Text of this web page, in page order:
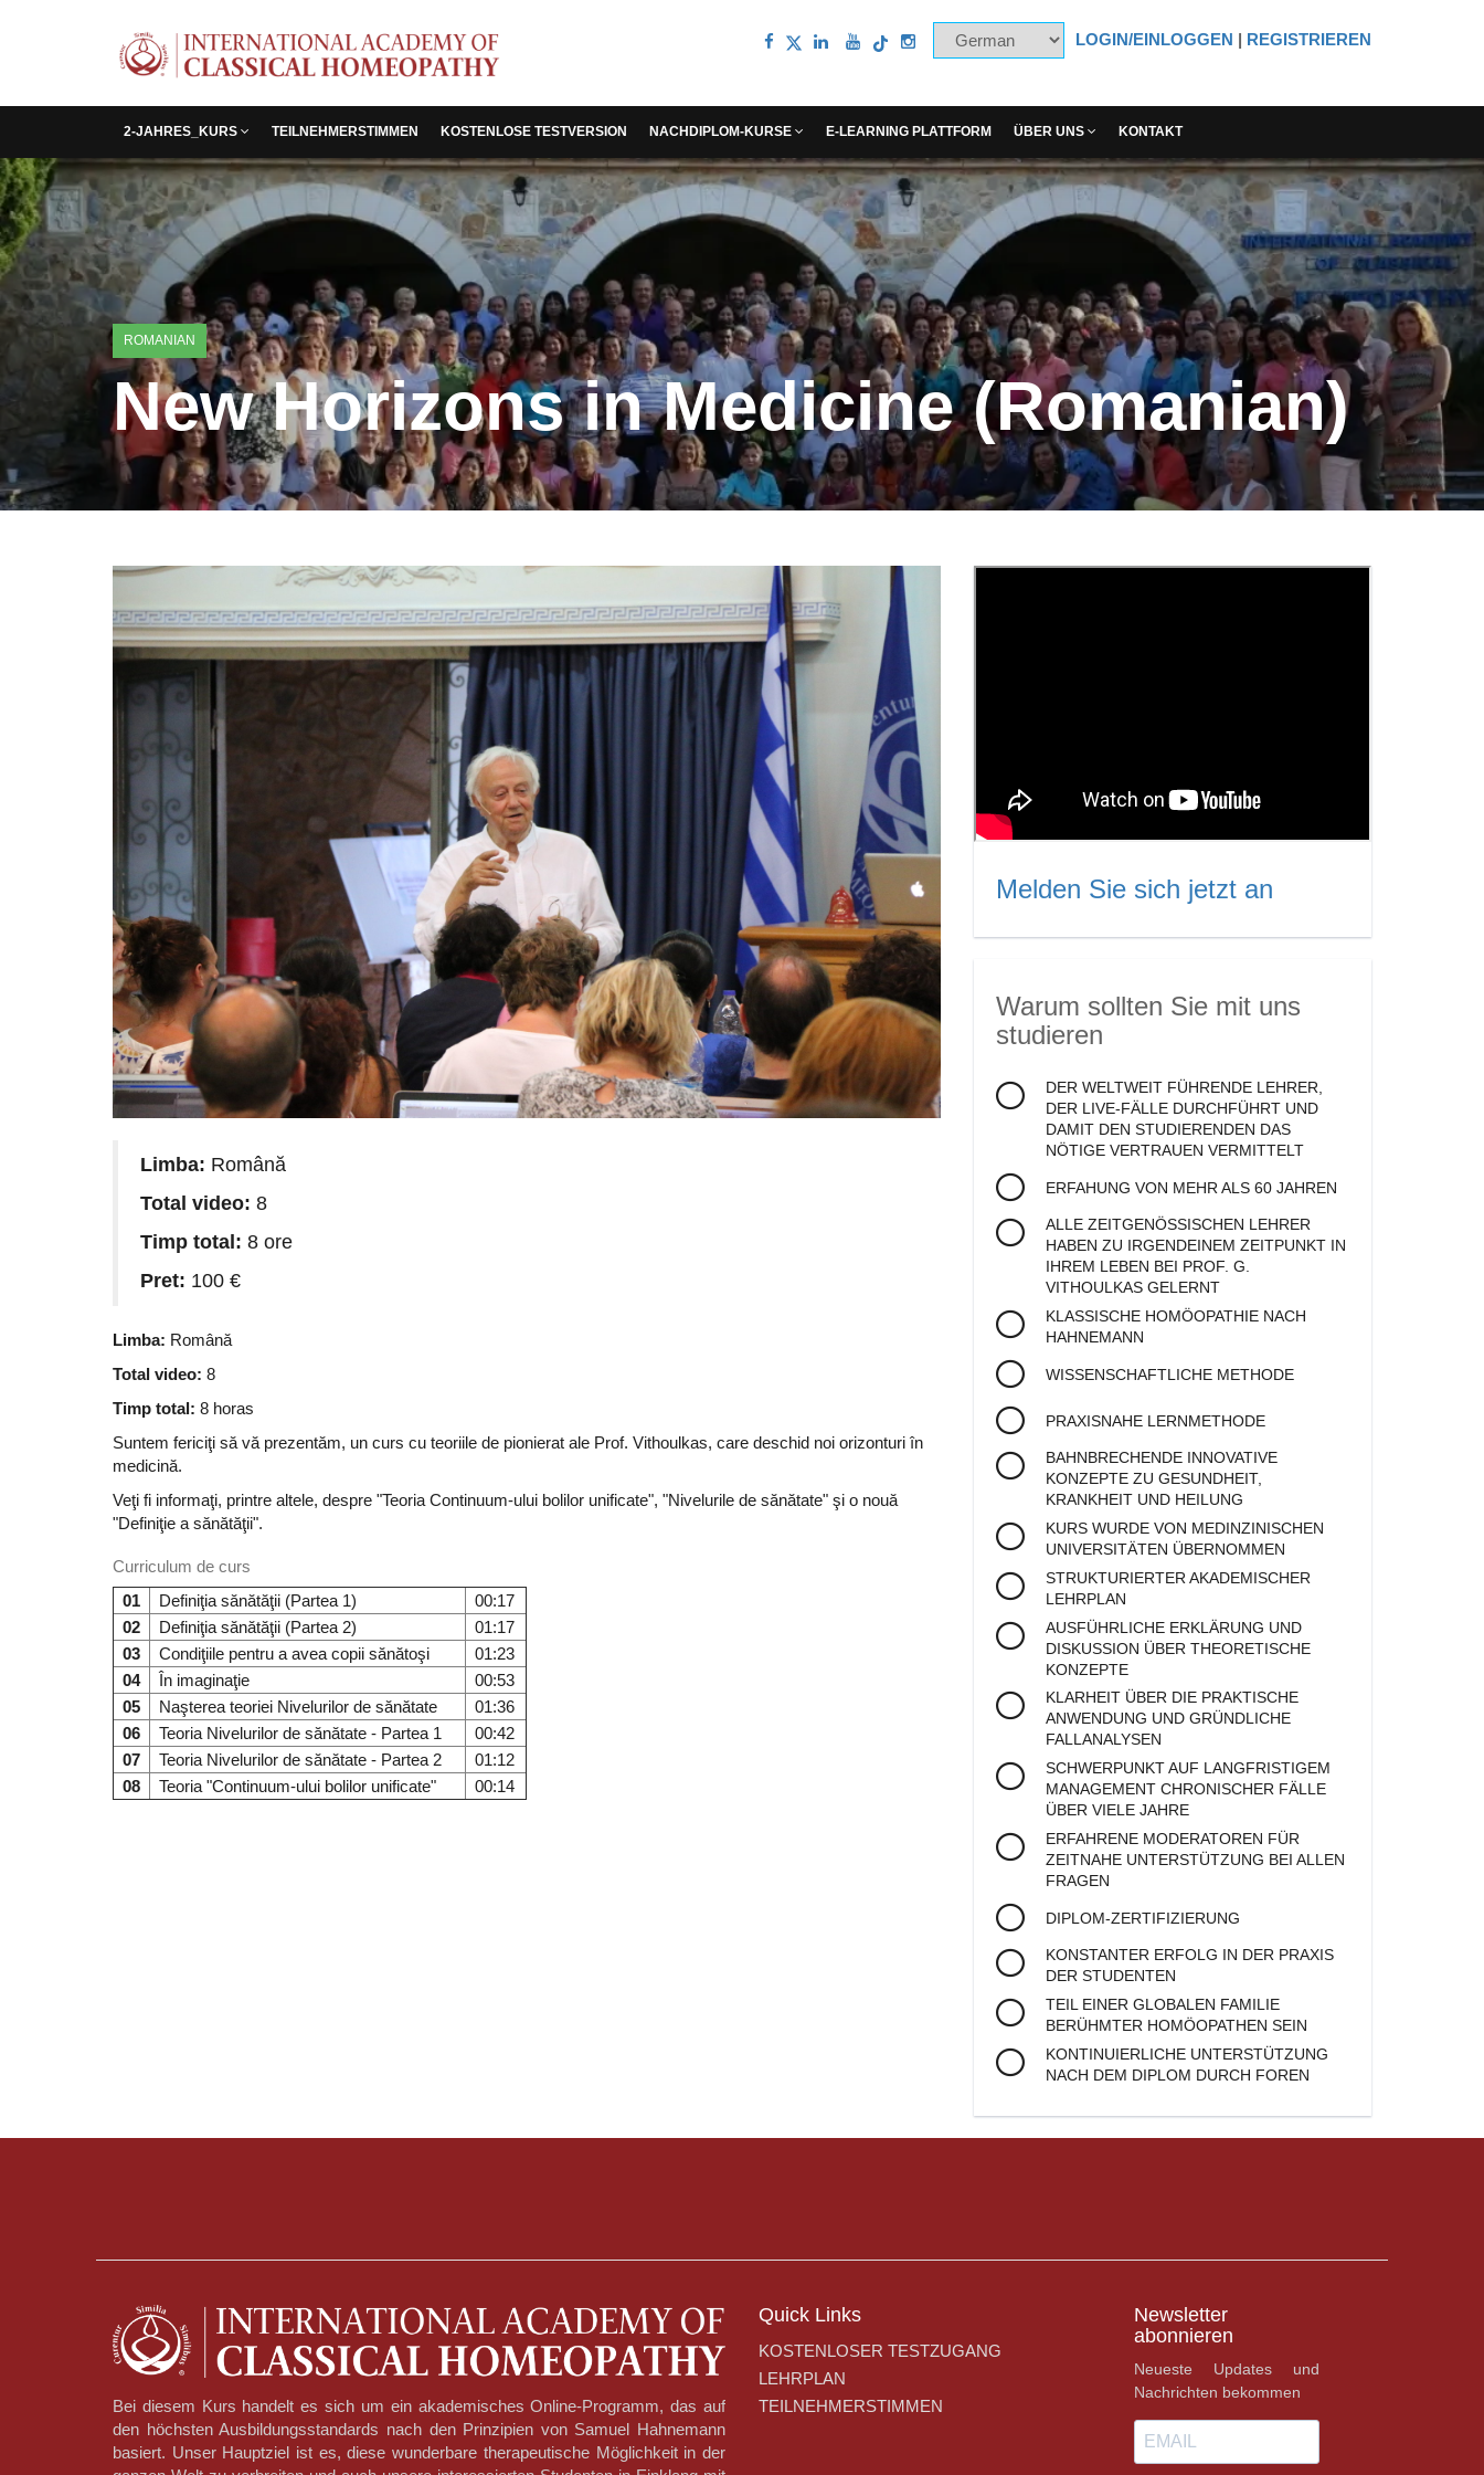
LOGIN/EINLOGGEN | REGISTRIEREN
2-JAHRES_KURS TEILNEHMERSTIMMEN KOSTENLOSE TESTVERSION NACHDIPLOM-KURSE E-LEARNING PLATTFORM ÜBER UNS KONTAKT
ROMANIAN
New Horizons in Medicine (Romanian)
Limba: Română
Total video: 8
Timp total: 8 ore
Pret: 100 €
Limba: Română
Total video: 8
Timp total: 8 horas
Suntem fericiţi să vă prezentăm, un curs cu teoriile de pionierat ale Prof. Vithoulkas, care deschid noi orizonturi în
medicină.
Veţi fi informaţi, printre altele, despre "Teoria Continuum-ului bolilor unificate", "Nivelurile de sănătate" şi o nouă
"Definiţie a sănătăţii".
Curriculum de curs
01
Definiţia sănătăţii (Partea 1)
00:17
02
Definiţia sănătăţii (Partea 2)
01:17
03
Condiţiile pentru a avea copii sănătoşi
01:23
04
În imaginaţie
00:53
05
Naşterea teoriei Nivelurilor de sănătate
01:36
06
Teoria Nivelurilor de sănătate - Partea 1
00:42
07
Teoria Nivelurilor de sănătate - Partea 2
01:12
08
Teoria "Continuum-ului bolilor unificate" 00:14
Melden Sie sich jetzt an
Warum sollten Sie mit uns
studieren
DER WELTWEIT FÜHRENDE LEHRER,
DER LIVE-FÄLLE DURCHFÜHRT UND
DAMIT DEN STUDIERENDEN DAS
NÖTIGE VERTRAUEN VERMITTELT
ERFAHUNG VON MEHR ALS 60 JAHREN
ALLE ZEITGENÖSSISCHEN LEHRER
HABEN ZU IRGENDEINEM ZEITPUNKT IN
IHREM LEBEN BEI PROF. G.
VITHOULKAS GELERNT
KLASSISCHE HOMÖOPATHIE NACH
HAHNEMANN
WISSENSCHAFTLICHE METHODE
PRAXISNAHE LERNMETHODE
BAHNBRECHENDE INNOVATIVE
KONZEPTE ZU GESUNDHEIT,
KRANKHEIT UND HEILUNG
KURS WURDE VON MEDINZINISCHEN
UNIVERSITÄTEN ÜBERNOMMEN
STRUKTURIERTER AKADEMISCHER
LEHRPLAN
AUSFÜHRLICHE ERKLÄRUNG UND
DISKUSSION ÜBER THEORETISCHE
KONZEPTE
KLARHEIT ÜBER DIE PRAKTISCHE
ANWENDUNG UND GRÜNDLICHE
FALLANALYSEN
SCHWERPUNKT AUF LANGFRISTIGEM
MANAGEMENT CHRONISCHER FÄLLE
ÜBER VIELE JAHRE
ERFAHRENE MODERATOREN FÜR
ZEITNAHE UNTERSTÜTZUNG BEI ALLEN
FRAGEN
DIPLOM-ZERTIFIZIERUNG
KONSTANTER ERFOLG IN DER PRAXIS
DER STUDENTEN
TEIL EINER GLOBALEN FAMILIE
BERÜHMTER HOMÖOPATHEN SEIN
KONTINUIERLICHE UNTERSTÜTZUNG
NACH DEM DIPLOM DURCH FOREN
Bei diesem Kurs handelt es sich um ein akademisches Online-Programm, das auf
den höchsten Ausbildungsstandards nach den Prinzipien von Samuel Hahnemann
basiert. Unser Hauptziel ist es, diese wunderbare therapeutische Möglichkeit in der
Quick Links
KOSTENLOSER TESTZUGANG
LEHRPLAN
TEILNEHMERSTIMMEN
Newsletter
abonnieren
Neueste Updates und
Nachrichten bekommen